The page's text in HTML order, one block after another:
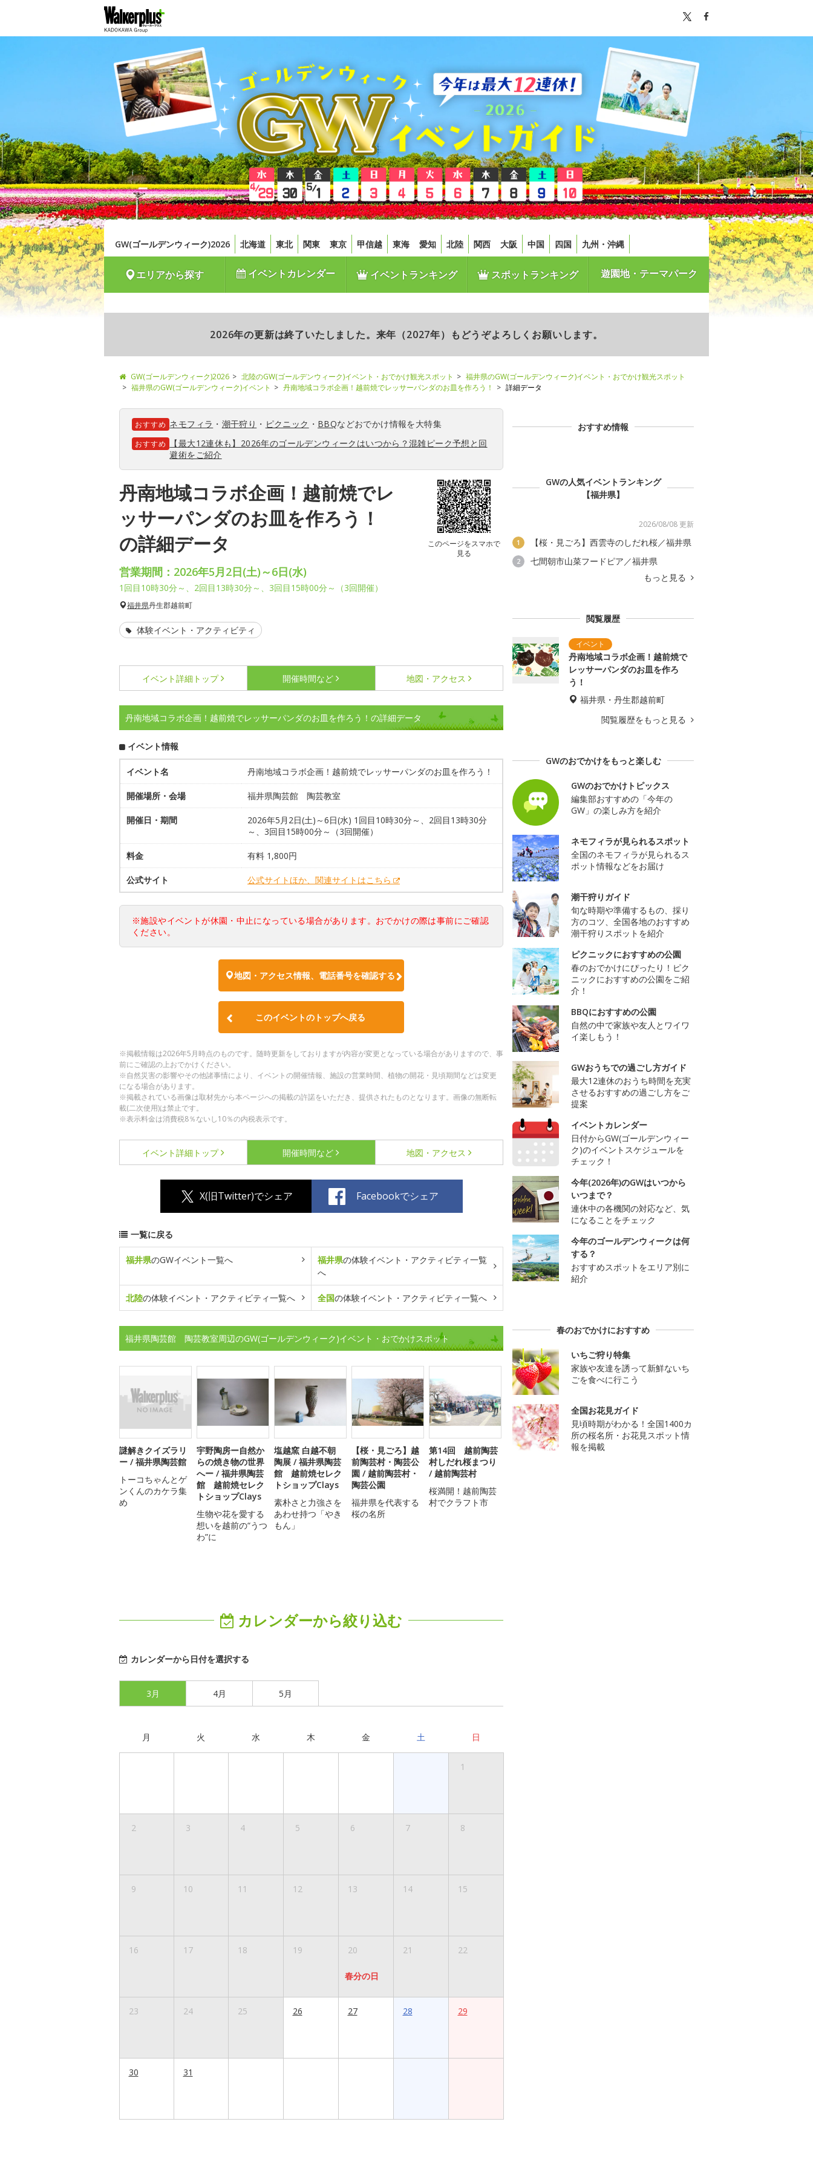
GW(ゴールデンウィーク)2026 北海道 東北 関東 東京 甲信越 東海 愛知 北陸 関西 大阪 中国 四国 九州・沖縄
エリアから探す イベントカレンダー イベントランキング スポットランキング 遊園地・テーマパーク
2026年の更新は終了いたしました。来年（2027年）もどうぞよろしくお願いします。
GW(ゴールデンウィーク)2026 北陸のGW(ゴールデンウィーク)イベント・おでかけ観光スポット
福井県のGW(ゴールデンウィーク)イベント・おでかけ観光スポット
福井県のGW(ゴールデンウィーク)イベント
丹南地域コラボ企画！越前焼でレッサーパンダのお皿を作ろう！ 詳細データ
おすすめ ネモフィラ ・ 潮干狩り ・ ピクニック ・ BBQなどおでかけ情報を大特集
おすすめ
【最大12連休も】2026年のゴールデンウィークはいつから？混雑ピーク予想と回
避術をご紹介
丹南地域コラボ企画！越前焼でレ
ッサーパンダのお皿を作ろう！
の詳細データ
このページをスマホで
見る
営業期間：2026年5月2日(土)～6日(水)
1回目10時30分～、2回目13時30分～、3回目15時00分～（3回開催）
福井県丹生郡越前町
体験イベント・アクティビティ
イベント詳細 トップ 開催時間など 地図・アクセス
丹南地域コラボ企画！越前焼でレッサーパンダのお皿を作ろう！の詳細データ
イベント情報
イベント名 丹南地域コラボ企画！越前焼でレッサーパンダのお皿を作ろう！
開催場所・会場 福井県陶芸館 陶芸教室
開催日・期間
2026年5月2日(土)～6日(水) 1回目10時30分～、2回目13時30分
～、3回目15時00分～（3回開催）
料金 有料 1,800円
公式サイト 公式サイトほか、関連サイトはこちら
※施設やイベントが休園・中止になっている場合があります。おでかけの際は事前にご確認
ください。
地図・アクセス情報、電話番号を確認する
このイベントのトップへ戻る
※掲載情報は2026年5月時点のものです。随時更新をしておりますが内容が変更となっている場合がありますので、事
前にご確認の上おでかけください。
※自然災害の影響やその他諸事情により、イベントの開催情報、施設の営業時間、植物の開花・見頃期間などは変更
になる場合があります。
※掲載されている画像は取材先から本ページへの掲載の許諾をいただき、提供されたものとなります。画像の無断転
載(二次使用)は禁止です。
※表示料金は消費税8％ないし10％の内税表示です。
イベント詳細 トップ 開催時間など 地図・アクセス
X(旧Twitter)でシェア Facebookでシェア
一覧に戻る
福井県のGWイベント一覧へ 福井県の体験イベント・アクティビティ一覧
へ
北陸の体験イベント・アクティビティ一覧へ 全国の体験イベント・アクティビティ一覧へ
福井県陶芸館 陶芸教室周辺のGW(ゴールデンウィーク)イベント・おでかけスポット
謎解きクイズラリ
ー / 福井県陶芸館
トーコちゃんとゲ
ンくんのカケラ集
め
宇野陶房ー自然か
らの焼き物の世界
へー / 福井県陶芸
館 越前焼セレク
トショップClays
生物や花を愛する
想いを越前の“うつ
わ”に
塩越窯 白越不朝
陶展 / 福井県陶芸
館 越前焼セレク
トショップClays
素朴さと力強さを
あわせ持つ「やき
もん」
【桜・見ごろ】越
前陶芸村・陶芸公
園 / 越前陶芸村・
陶芸公園
福井県を代表する
桜の名所
第14回 越前陶芸
村しだれ桜まつり
/ 越前陶芸村
桜満開！越前陶芸
村でクラフト市
カレンダーから絞り込む
カレンダーから日付を選択する
3月 4月 5月
月 火 水 木 金 土 日
1
2 3 4 5 6 7 8
9 10 11 12 13 14 15
16 17 18 19 20
春分の日
21 22
23 24 25 26 27 28 29
30 31
おすすめ情報
GWの人気イベントランキング
【福井県】
2026/08/08 更新
1 【桜・見ごろ】西雲寺のしだれ桜／福井県
2
七間朝市山菜フードピア／福井県
もっと見る
閲覧履歴
丹南地域コラボ企画！越前焼で
レッサーパンダのお皿を作ろ
う！
福井県・丹生郡越前町
閲覧履歴をもっと見る
GWのおでかけをもっと楽しむ
GWのおでかけトピックス
編集部おすすめの「今年の
GW」の楽しみ方を紹介
ネモフィラが見られるスポット
全国のネモフィラが見られるス
ポット情報などをお届け
潮干狩りガイド
旬な時期や準備するもの、採り
方のコツ、全国各地のおすすめ
潮干狩りスポットを紹介
ピクニックにおすすめの公園
春のおでかけにぴったり！ピク
ニックにおすすめの公園をご紹
介！
BBQにおすすめの公園
自然の中で家族や友人とワイワ
イ楽しもう！
GWおうちでの過ごし方ガイド
最大12連休のおうち時間を充実
させるおすすめの過ごし方をご
提案
イベントカレンダー
日付からGW(ゴールデンウィー
ク)のイベントスケジュールを
チェック！
今年(2026年)のGWはいつから
いつまで？
連休中の各機関の対応など、気
になることをチェック
今年のゴールデンウィークは何
する？
おすすめスポットをエリア別に
紹介
春のおでかけにおすすめ
いちご狩り特集
家族や友達を誘って新鮮ないち
ごを食べに行こう
全国お花見ガイド
見頃時期がわかる！全国1400カ
所の桜名所・お花見スポット情
報を掲載